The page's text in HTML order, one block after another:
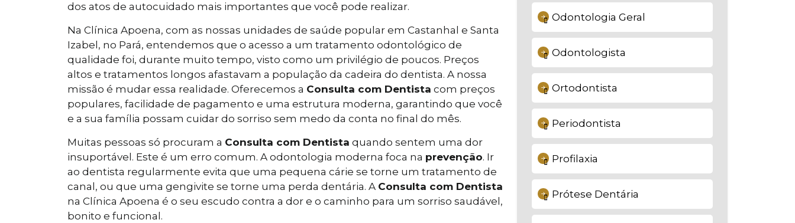
dos atos de autocuidado mais importantes que você pode realizar.
Na Clínica Apoena, com as nossas unidades de saúde popular em Castanhal e Santa
Izabel, no Pará, entendemos que o acesso a um tratamento odontológico de
qualidade foi, durante muito tempo, visto como um privilégio de poucos. Preços
altos e tratamentos longos afastavam a população da cadeira do dentista. A nossa
missão é mudar essa realidade. Oferecemos a Consulta com Dentista com preços
populares, facilidade de pagamento e uma estrutura moderna, garantindo que você
e a sua família possam cuidar do sorriso sem medo da conta no final do mês.
Muitas pessoas só procuram a Consulta com Dentista quando sentem uma dor
insuportável. Este é um erro comum. A odontologia moderna foca na prevenção. Ir
ao dentista regularmente evita que uma pequena cárie se torne um tratamento de
canal, ou que uma gengivite se torne uma perda dentária. A Consulta com Dentista
na Clínica Apoena é o seu escudo contra a dor e o caminho para um sorriso saudável,
bonito e funcional.
Odontologia Geral
Odontologista
Ortodontista
Periodontista
Profilaxia
Prótese Dentária